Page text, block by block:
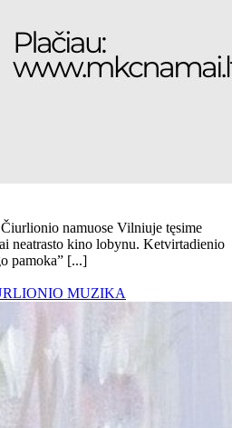
namuose Vilniuje tęsime
neatrasto kino lobynu. Ketvirtadienio
pamoka” [...]
MUZIKA